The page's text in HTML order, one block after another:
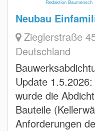
Redaktion Baumensch
Neubau
Zieglerstraße
Deutschland
Update
wurde die
Bauteile
Anforderungen